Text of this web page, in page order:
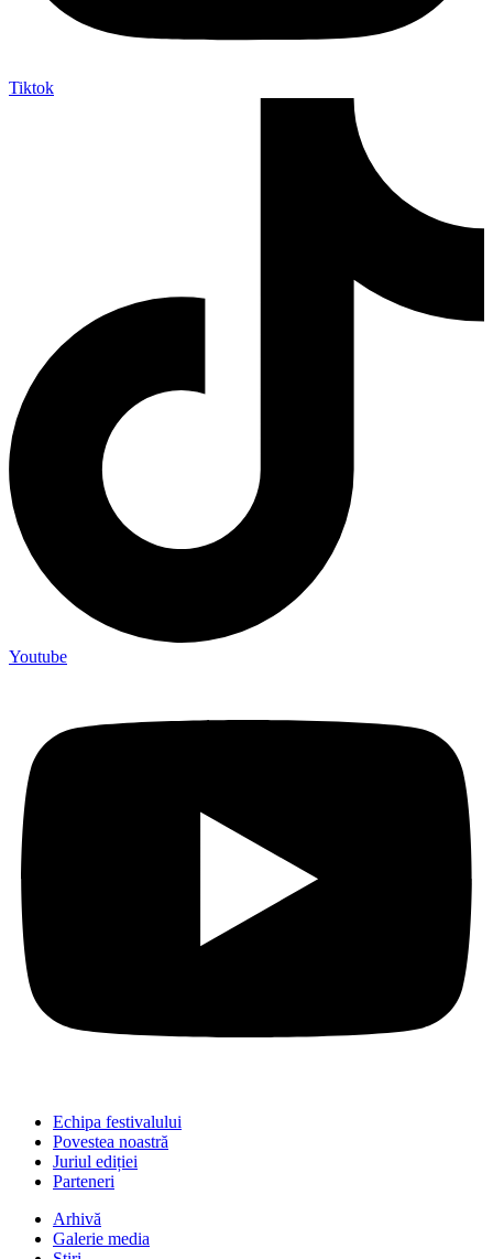
Tiktok
Youtube
Echipa festivalului
Povestea noastră
Juriul ediției
Parteneri
Arhivă
Galerie media